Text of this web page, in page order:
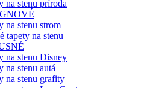
na stenu príroda
na stenu strom
tapety na stenu
na stenu Disney
na stenu autá
na stenu grafity